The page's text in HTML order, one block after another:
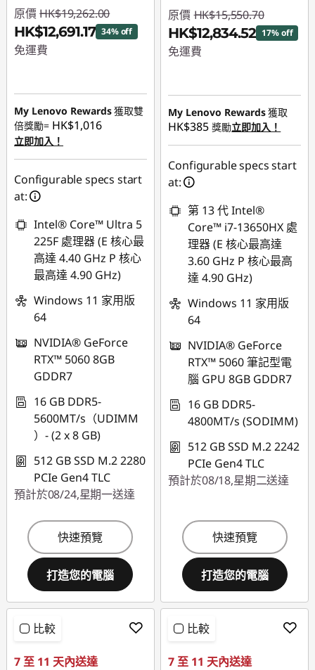
原價 HK$19,262.00
HK$12,691.17 34% off
免運費
My Lenovo Rewards獲取雙
倍獎勵= HK$1,016
立即加入！
Configurable specs start
at:
Intel® Core™ Ultra 5
225F 處理器 (E 核心最
高達 4.40 GHz P 核心
最高達 4.90 GHz)
Windows 11 家用版
64
NVIDIA® GeForce
RTX™ 5060 8GB
GDDR7
16 GB DDR5-
5600MT/s（UDIMM
）- (2 x 8 GB)
512 GB SSD M.2 2280
PCIe Gen4 TLC
預計於08/24,星期一送達
快速預覽
打造您的電腦
原價 HK$15,550.70
HK$12,834.52 17% off
免運費
My Lenovo Rewards獲取
HK$385 獎勵立即加入！
Configurable specs start
at:
第 13 代 Intel®
Core™ i7-13650HX 處
理器 (E 核心最高達
3.60 GHz P 核心最高
達 4.90 GHz)
Windows 11 家用版
64
NVIDIA® GeForce
RTX™ 5060 筆記型電
腦 GPU 8GB GDDR7
16 GB DDR5-
4800MT/s (SODIMM)
512 GB SSD M.2 2242
PCIe Gen4 TLC
預計於08/18,星期二送達
快速預覽
打造您的電腦
比較
7 至 11 天內送達
比較
7 至 11 天內送達